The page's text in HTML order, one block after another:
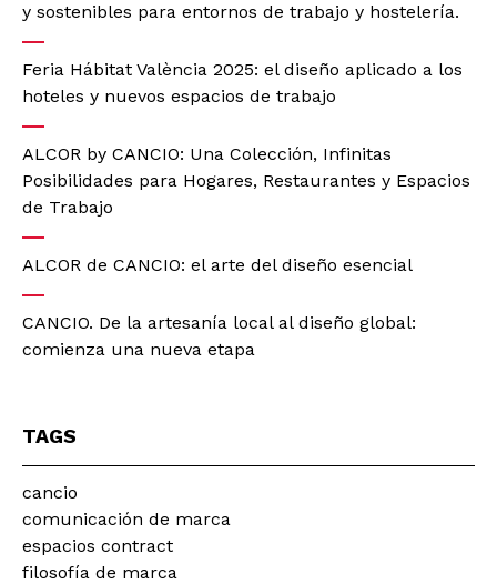
y sostenibles para entornos de trabajo y hostelería.
Feria Hábitat València 2025: el diseño aplicado a los
hoteles y nuevos espacios de trabajo
ALCOR by CANCIO: Una Colección, Infinitas
Posibilidades para Hogares, Restaurantes y Espacios
de Trabajo
ALCOR de CANCIO: el arte del diseño esencial
CANCIO. De la artesanía local al diseño global:
comienza una nueva etapa
TAGS
cancio
comunicación de marca
espacios contract
filosofía de marca